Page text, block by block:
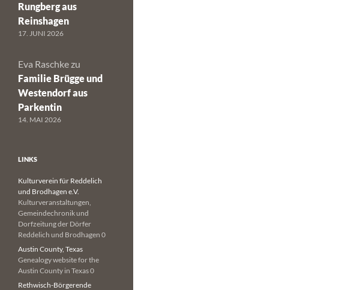
Rungberg aus
Reinshagen
17. JUNI 2026
Eva Raschke zu
Familie Brügge und
Westendorf aus
Parkentin
14. MAI 2026
LINKS
Kulturverein für Reddelich
und Brodhagen e.V.
Kulturveranstaltungen,
Gemeindechronik und
Dorfzeitung der Dörfer
Reddelich und Brodhagen 0
Austin County, Texas
Genealogy website for the
Austin County in Texas 0
Rethwisch-Börgerende